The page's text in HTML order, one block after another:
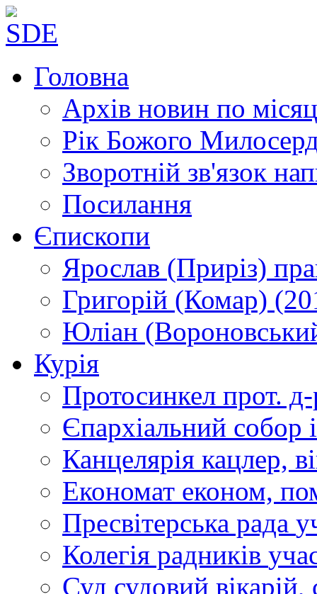
Головна
Архів новин по
Рік Божого
Зворотній зв'язок
Посилання
Єпископи
Ярослав (Приріз)
Григорій (Комар)
Юліан
Курія
Протосинкел прот.
Єпархіальний собор
Канцелярія кацлер,
Економат економ,
Пресвітерська рада
Колегія радників
Суд судовий вікарій,